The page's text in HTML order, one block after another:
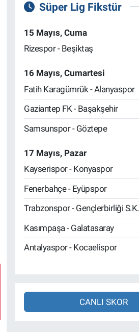
Süper Lig Fikstür
15 Mayıs, Cuma
Rizespor - Beşiktaş
16 Mayıs, Cumartesi
Fatih Karagümrük - Alanyaspor
Gaziantep FK - Başakşehir
Samsunspor - Göztepe
17 Mayıs, Pazar
Kayserispor - Konyaspor
Fenerbahçe - Eyüpspor
Trabzonspor - Gençlerbirliği S.K.
Kasımpaşa - Galatasaray
Antalyaspor - Kocaelispor
CANLI SKOR